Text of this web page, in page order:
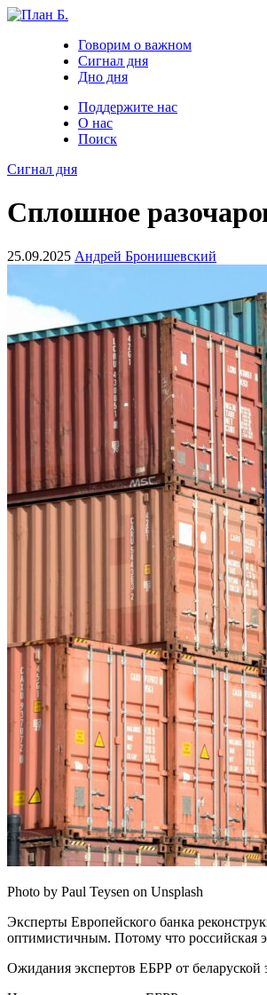
Говорим о важном
Сигнал дня
Дно дня
Поддержите нас
О нас
Поиск
Сигнал дня
Сплошное
25.09.2025 Андрей Бронишевский
Photo by Paul Teysen on Unsplash
Эксперты Европейского банка
оптимистичным. Потому что российская
Ожидания экспертов ЕБРР от